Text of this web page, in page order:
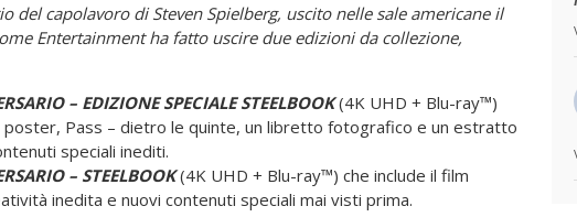
del capolavoro di Steven Spielberg, uscito nelle sale americane il
Entertainment ha fatto uscire due edizioni da collezione,
– EDIZIONE SPECIALE STEELBOOK(4K UHD + Blu-ray™)
poster, Pass – dietro le quinte, un libretto fotografico e un estratto
speciali inediti.
– STEELBOOK(4K UHD + Blu-ray™) che include il film
inedita e nuovi contenuti speciali mai visti prima.